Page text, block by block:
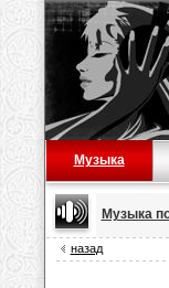
Музыка
Музыка
назад